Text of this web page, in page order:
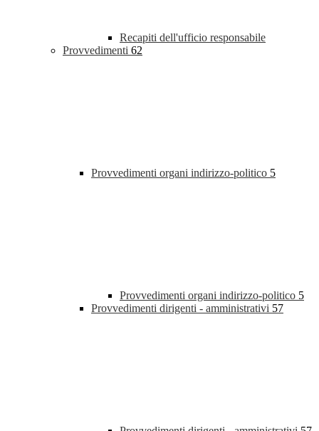
Recapiti dell'ufficio responsabile
Provvedimenti 62
Provvedimenti organi indirizzo-politico 5
Provvedimenti organi indirizzo-politico 5
Provvedimenti dirigenti - amministrativi 57